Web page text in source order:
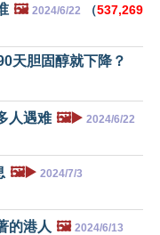
🖼️ 2024/6/22 （537,269
天胆固醇就下降？
人遇难 🖼️▶️ 2024/6/22
🖼️▶️ 2024/7/3
的港人 🖼️ 2024/6/13